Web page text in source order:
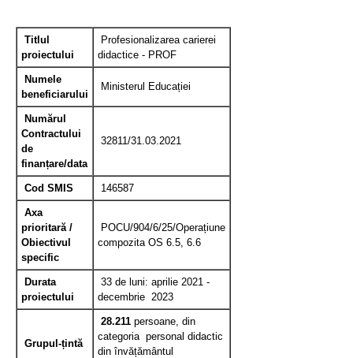
Titlul
proiectului
Profesionalizarea carierei
didactice - PROF
Numele
beneficiarului
Ministerul Educației
Numărul
Contractului
de
finanțare/data
32811/31.03.2021
Cod SMIS 146587
Axa
prioritară /
Obiectivul
specific
POCU/904/6/25/Operațiune
compozita OS 6.5, 6.6
Durata
proiectului
33 de luni: aprilie 2021 -
decembrie 2023
Grupul-țintă
28.211 persoane, din
categoria personal didactic
din învățământul